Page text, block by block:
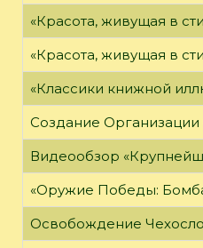
«Красота, живущая в
«Красота, живущая в
«Классики книжной
Создание
Видеообзор
«Оружие Победы:
Освобождение